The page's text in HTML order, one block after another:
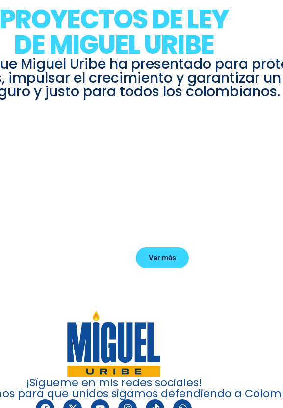
PROYECTOS DE LEY
DE MIGUEL URIBE
Miguel Uribe ha presentado para
impulsar el crecimiento y garantizar
y justo para todos los colombianos.
Ver más
¡Sígueme en mis redes sociales!
para que unidos sigamos defendiendo a